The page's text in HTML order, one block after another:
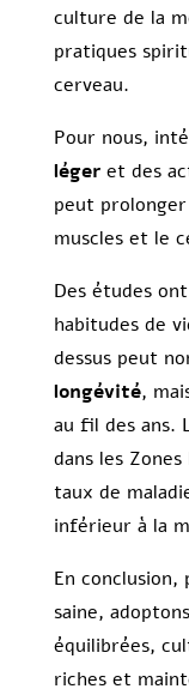
culture de la
pratiques
cerveau.
Pour nous,
légeret des
peut
muscles et le
Des études
habitudes de
dessus peut
longévité,
au fil des ans.
dans les
taux de
inférieur à la
En
saine,
équilibrées,
riches et